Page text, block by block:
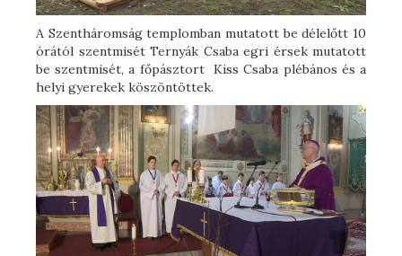
A Szentháromság templomban mutatott be délelőtt 10
órától szentmisét Ternyák Csaba egri érsek mutatott
be szentmisét, a főpásztort Kiss Csaba plébános és a
helyi gyerekek köszöntöttek.